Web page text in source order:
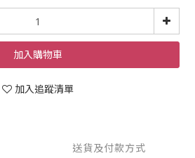
加入購物車
加入追蹤清單
送貨及付款方式